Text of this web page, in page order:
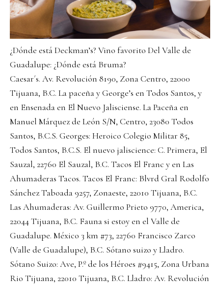
¿Dónde está Deckman’s? Vino favorito Del Valle de
Guadalupe: ¿Dónde está Bruma?
Caesar´s. Av. Revolución 8190, Zona Centro, 22000
Tijuana, B.C. La paceña y George’s en Todos Santos, y
en Ensenada en El Nuevo Jalisciense. La Paceña en
Manuel Márquez de León S/N, Centro, 23080 Todos
Santos, B.C.S. Georges: Heroico Colegio Militar 85,
Todos Santos, B.C.S. El nuevo jaliscience: C. Primera, El
Sauzal, 22760 El Sauzal, B.C. Tacos El Franc y en Las
Ahumaderas Tacos. Tacos El Franc: Blvrd Gral Rodolfo
Sánchez Taboada 9257, Zonaeste, 22010 Tijuana, B.C.
Las Ahumaderas: Av. Guillermo Prieto 9770, America,
22044 Tijuana, B.C. Fauna si estoy en el Valle de
Guadalupe. México 3 km #73, 22760 Francisco Zarco
(Valle de Guadalupe), B.C. Sótano suizo y Lladro.
Sótano Suizo: Ave, P.º de los Héroes #9415, Zona Urbana
Rio Tijuana, 22010 Tijuana, B.C. Lladro: Av. Revolución